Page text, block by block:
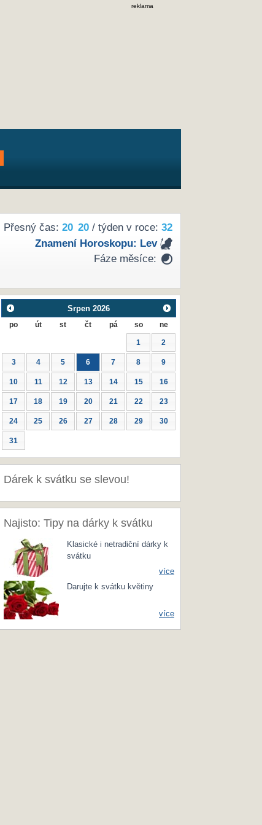
reklama
Přesný čas: 20 20/ týden v roce: 32
Znamení Horoskopu: Lev
Fáze měsíce:
Srpen 2026
po út st čt pá so ne
1 2
3 4 5 6 7 8 9
10 11 12 13 14 15 16
17 18 19 20 21 22 23
24 25 26 27 28 29 30
31
Dárek k svátku se slevou!
Najisto: Tipy na dárky k svátku
Klasické i netradiční dárky k
svátku
více
Darujte k svátku květiny
více